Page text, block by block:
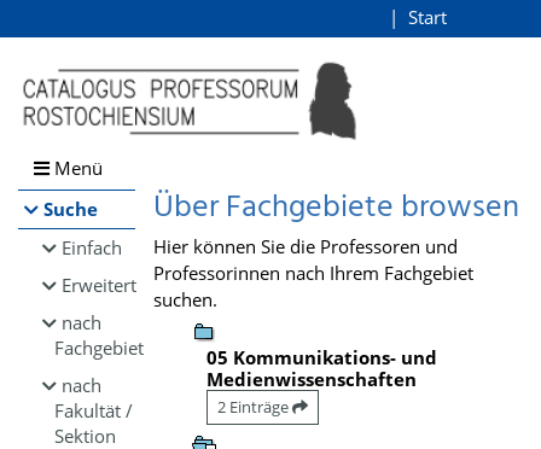
Browsen
direkt zum Inhalt
Start
Menü
Suche
Einfach
Erweitert
nach
Fachgebiet
nach
Fakultät /
Sektion
Über Fachgebiete browsen
Hier können Sie die Professoren und
Professorinnen nach Ihrem Fachgebiet
suchen.
05 Kommunikations- und
Medienwissenschaften
2 Einträge